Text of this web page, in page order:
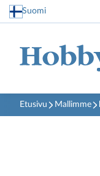
Suomi
Etusivu Mallimme